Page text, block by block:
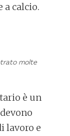
a calcio.
molte
è un
lavoro e